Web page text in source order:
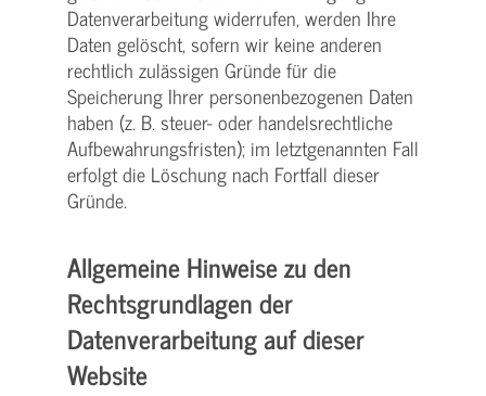
Datenverarbeitung widerrufen, werden Ihre
Daten gelöscht, sofern wir keine anderen
rechtlich zulässigen Gründe für die
Speicherung Ihrer personenbezogenen Daten
haben (z. B. steuer- oder handelsrechtliche
Aufbewahrungsfristen); im letztgenannten Fall
erfolgt die Löschung nach Fortfall dieser
Gründe.
Allgemeine Hinweise zu den
Rechtsgrundlagen der
Datenverarbeitung auf dieser
Website